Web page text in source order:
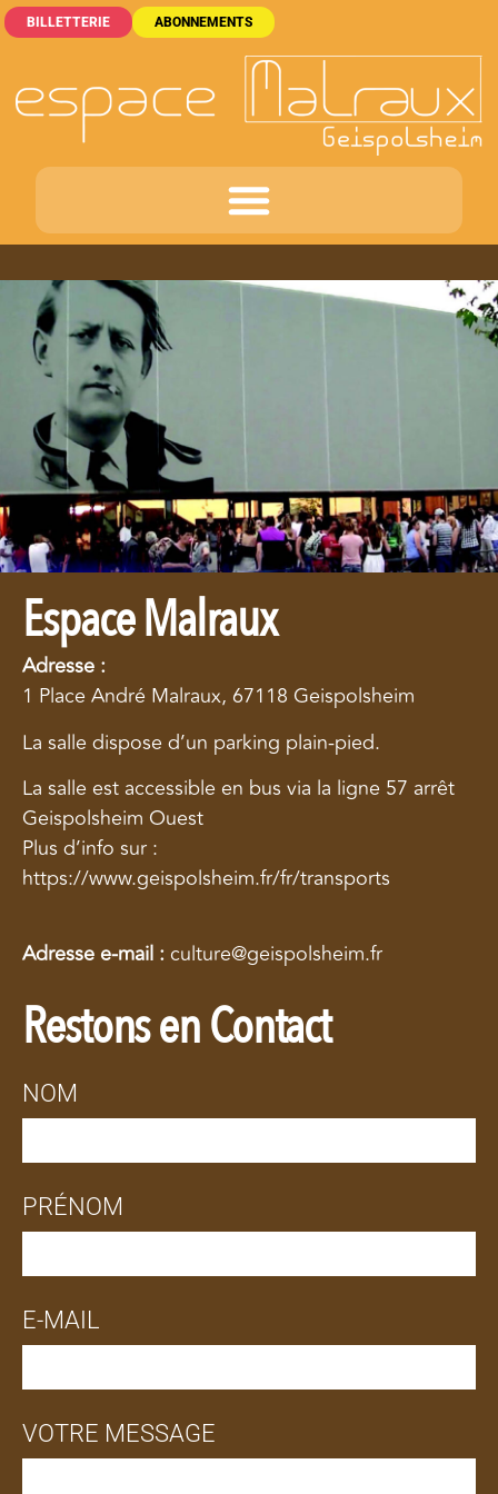
BILLETTERIE ABONNEMENTS
Espace Malraux
Adresse :
1 Place André Malraux, 67118 Geispolsheim
La salle dispose d’un parking plain-pied.
La salle est accessible en bus via la ligne 57 arrêt
Geispolsheim Ouest
Plus d’info sur :
https://www.geispolsheim.fr/fr/transports
Adresse e-mail : culture@geispolsheim.fr
Restons en Contact
NOM
PRÉNOM
E-MAIL
VOTRE MESSAGE